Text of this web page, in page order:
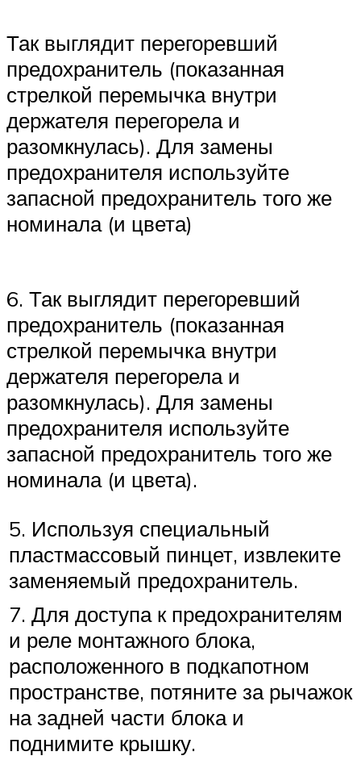
Так выглядит перегоревший
предохранитель (показанная
стрелкой перемычка внутри
держателя перегорела и
разомкнулась). Для замены
предохранителя используйте
запасной предохранитель того же
номинала (и цвета)
6. Так выглядит перегоревший
предохранитель (показанная
стрелкой перемычка внутри
держателя перегорела и
разомкнулась). Для замены
предохранителя используйте
запасной предохранитель того же
номинала (и цвета).
5. Используя специальный
пластмассовый пинцет, извлеките
заменяемый предохранитель.
7. Для доступа к предохранителям
и реле монтажного блока,
расположенного в подкапотном
пространстве, потяните за рычажок
на задней части блока и
поднимите крышку.